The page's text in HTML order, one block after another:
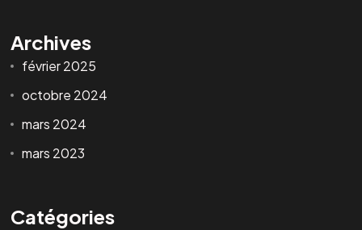
Archives
février 2025
octobre 2024
mars 2024
mars 2023
Catégories